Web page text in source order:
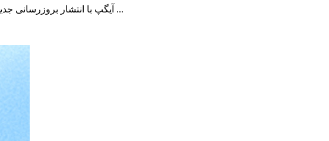
آیگپ با انتشار بروزرسانی جدید، امکانات متنوعی را به پیام‌رسان خود اضافه کرده و تجربه کاربران را ارتقا داده است. از این پس، جستجوی پیام‌ها در آیگپ ...